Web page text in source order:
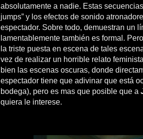
absolutamente a nadie. Estas
jumps” y los efectos de sonido
espectador. Sobre todo, demuestran un
lamentablemente también es formal.
la triste puesta en escena de tales
vez de realizar un horrible relato
bien las escenas oscuras, donde
espectador tiene que adivinar que está
bodega), pero es mas que posible que a
quiera le interese.